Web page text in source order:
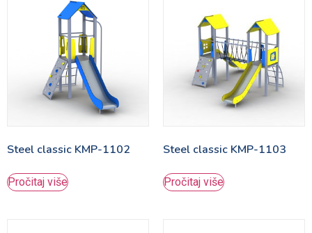
Steel classic KMP-1102
Pročitaj više
Steel classic KMP-1103
Pročitaj više